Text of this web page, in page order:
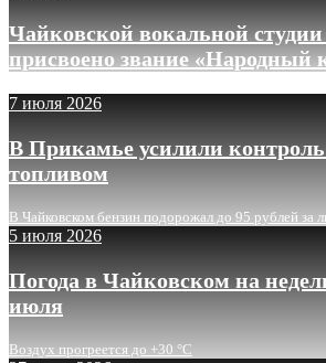
Чайковской вокальной
присвоено звание «Народный
7 июля 2026
В Прикамье усилили контроль
топливом
В Чайковском бензин подорожал до 95 рублей за
5 июля 2026
Погода в Чайковском на
июля
Воздух прогреется до +30 °C